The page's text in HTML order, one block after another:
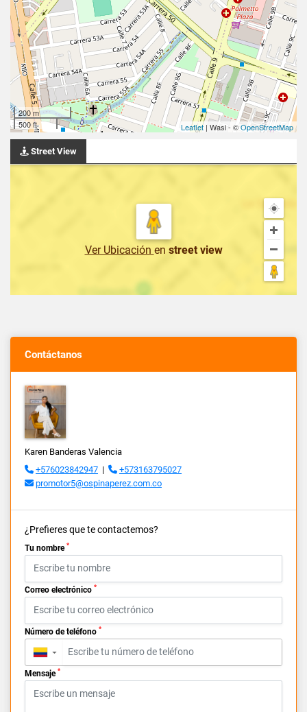
200 m
500 ft
Leaflet | Wasi - ©OpenStreetMap
Street View
Ver Ubicación en street view
Contáctanos
Karen Banderas Valencia
+576023842947 |
+573163795027
promotor5@ospinaperez.com.co
¿Prefieres que te contactemos?
Tu nombre *
Correo electrónico *
Número de teléfono *
▼
Mensaje *